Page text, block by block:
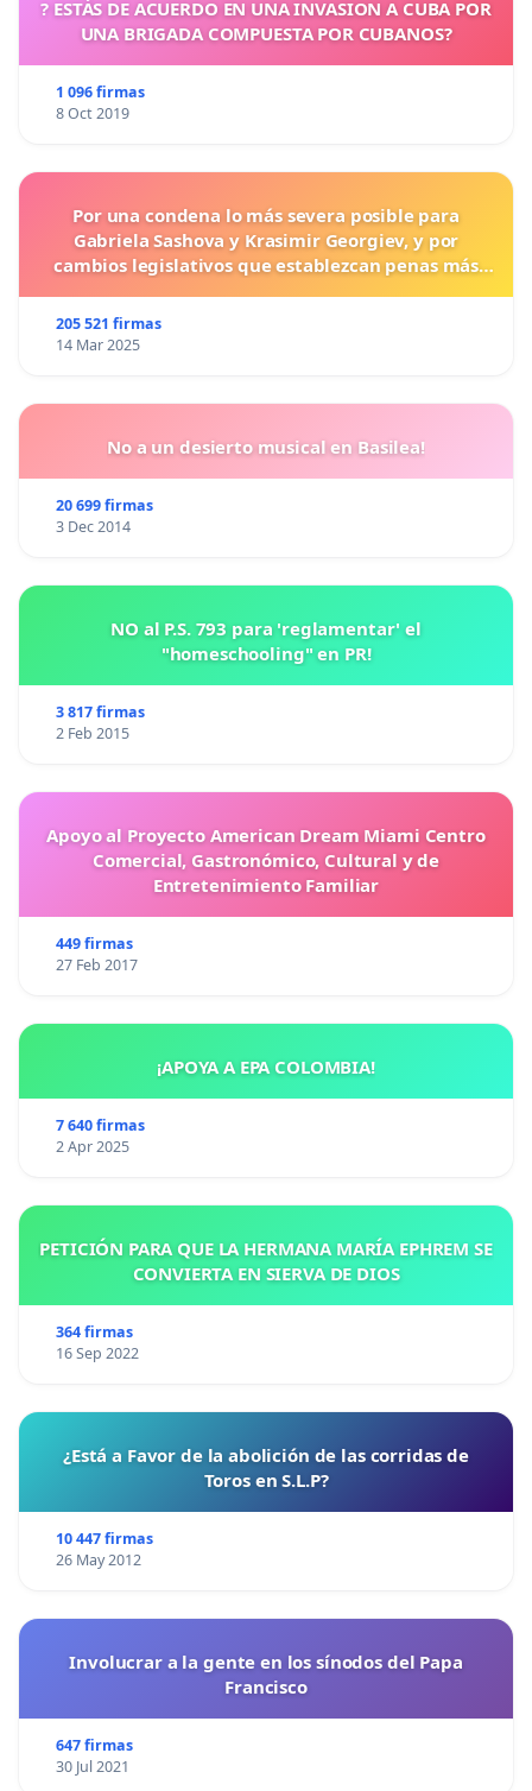
? ESTÁS DE ACUERDO EN UNA INVASION A CUBA POR
UNA BRIGADA COMPUESTA POR CUBANOS?
1 096 firmas
8 Oct 2019
Por una condena lo más severa posible para
Gabriela Sashova y Krasimir Georgiev, y por
cambios legislativos que establezcan penas más
205 521 firmas
14 Mar 2025
No a un desierto musical en Basilea!
20 699 firmas
3 Dec 2014
NO al P.S. 793 para 'reglamentar' el
"homeschooling" en PR!
3 817 firmas
2 Feb 2015
Apoyo al Proyecto American Dream Miami Centro
Comercial, Gastronómico, Cultural y de
Entretenimiento Familiar
449 firmas
27 Feb 2017
¡APOYA A EPA COLOMBIA!
7 640 firmas
2 Apr 2025
PETICIÓN PARA QUE LA HERMANA MARÍA EPHREM SE
CONVIERTA EN SIERVA DE DIOS
364 firmas
16 Sep 2022
¿Está a Favor de la abolición de las corridas de
Toros en S.L.P?
10 447 firmas
26 May 2012
Involucrar a la gente en los sínodos del Papa
Francisco
647 firmas
30 Jul 2021